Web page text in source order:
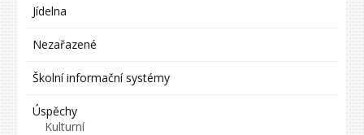
Jídelna
Nezařazené
Školní informační systémy
Úspěchy
Kulturní